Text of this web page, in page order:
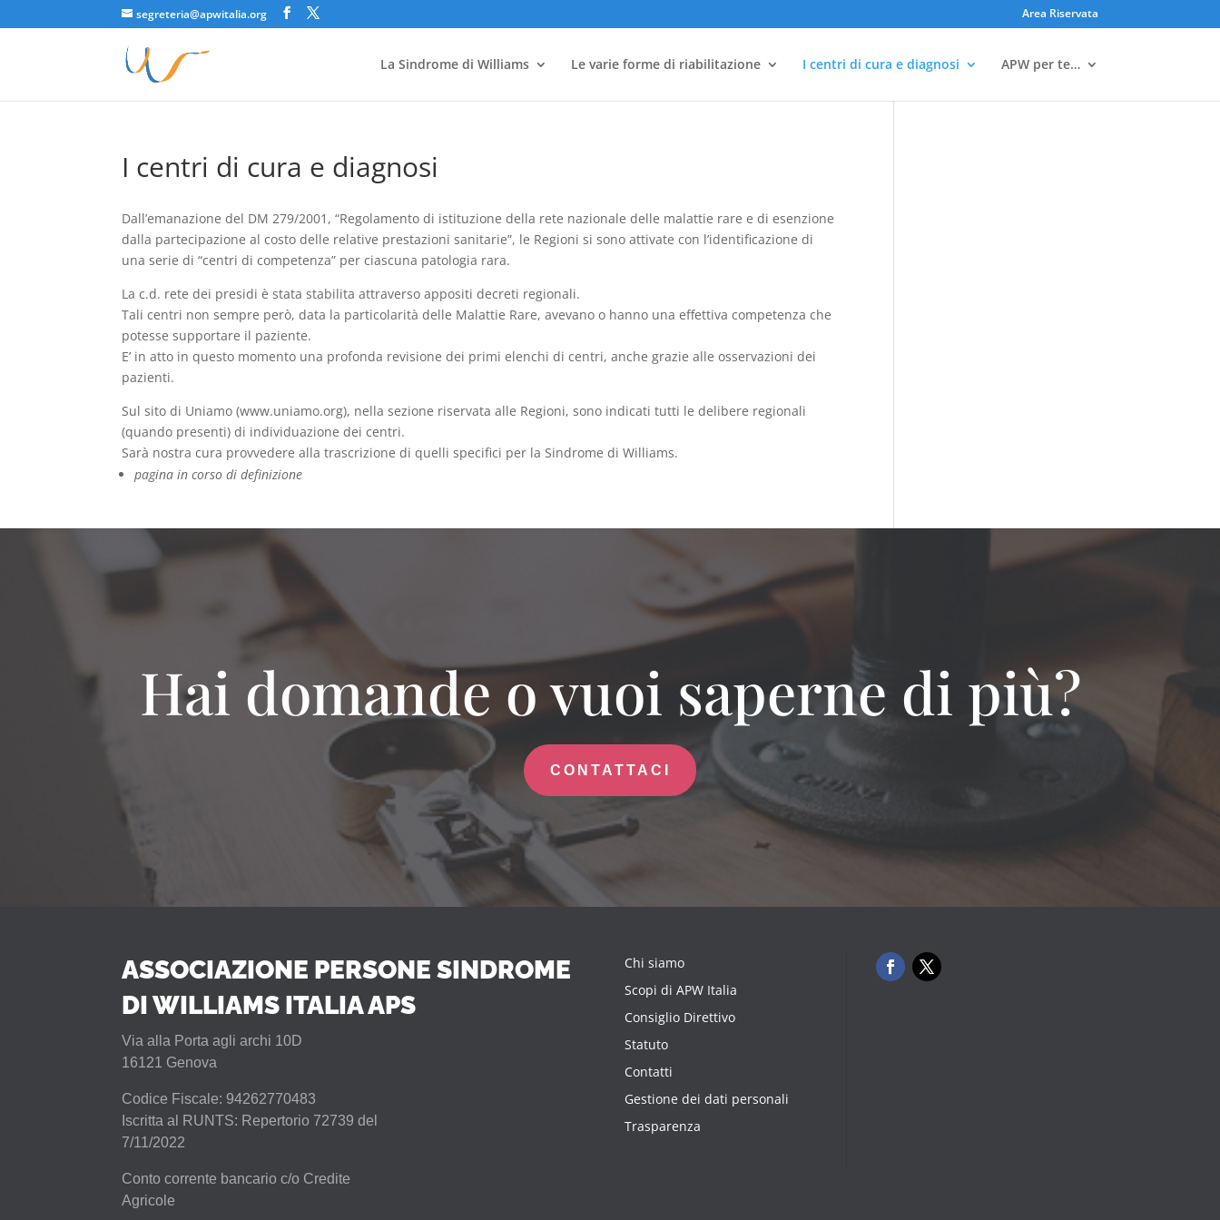
segreteria@apwitalia.org Area Riservata
La Sindrome di Williams Le varie forme di riabilitazione I centri di cura e diagnosi APW per te…
I centri di cura e diagnosi
Dall’emanazione del DM 279/2001, “Regolamento di istituzione della rete nazionale delle malattie rare e di esenzione
dalla partecipazione al costo delle relative prestazioni sanitarie”, le Regioni si sono attivate con l’identificazione di
una serie di “centri di competenza” per ciascuna patologia rara.
La c.d. rete dei presidi è stata stabilita attraverso appositi decreti regionali.
Tali centri non sempre però, data la particolarità delle Malattie Rare, avevano o hanno una effettiva competenza che
potesse supportare il paziente.
E’ in atto in questo momento una profonda revisione dei primi elenchi di centri, anche grazie alle osservazioni dei
pazienti.
Sul sito di Uniamo (www.uniamo.org), nella sezione riservata alle Regioni, sono indicati tutti le delibere regionali
(quando presenti) di individuazione dei centri.
Sarà nostra cura provvedere alla trascrizione di quelli specifici per la Sindrome di Williams.
pagina in corso di definizione
Hai domande o vuoi saperne di più?
CONTATTACI
ASSOCIAZIONE PERSONE SINDROME
DI WILLIAMS ITALIA APS
Via alla Porta agli archi 10D
16121 Genova
Codice Fiscale: 94262770483
Iscritta al RUNTS: Repertorio 72739 del
7/11/2022
Conto corrente bancario c/o Credite
Agricole
Chi siamo
Scopi di APW Italia
Consiglio Direttivo
Statuto
Contatti
Gestione dei dati personali
Trasparenza